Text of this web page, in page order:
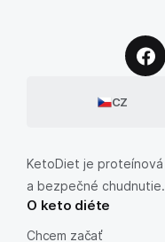
CZ
KetoDiet je
a bezpečné chudnutie.
O keto diéte
Chcem začať